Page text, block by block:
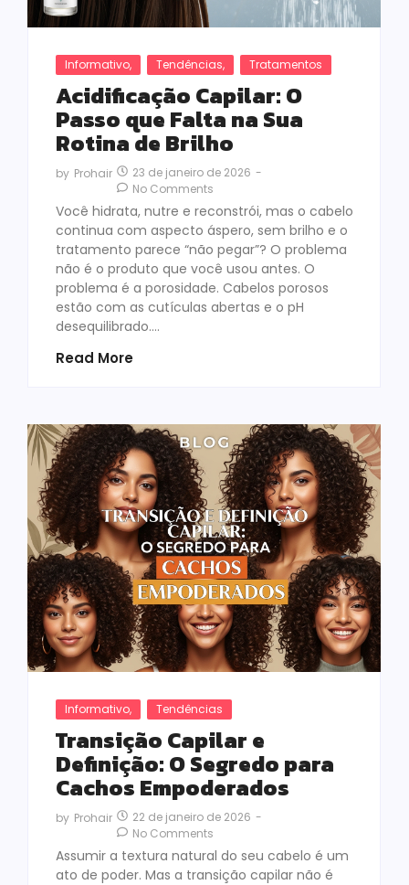
Informativo, Tendências, Tratamentos
Acidificação Capilar: O
Passo que Falta na Sua
Rotina de Brilho
by Prohair 23 de janeiro de 2026 -
No Comments
Você hidrata, nutre e reconstrói, mas o cabelo
continua com aspecto áspero, sem brilho e o
tratamento parece “não pegar”? O problema
não é o produto que você usou antes. O
problema é a porosidade. Cabelos porosos
estão com as cutículas abertas e o pH
desequilibrado.…
Read More
Informativo, Tendências
Transição Capilar e
Definição: O Segredo para
Cachos Empoderados
by Prohair 22 de janeiro de 2026 -
No Comments
Assumir a textura natural do seu cabelo é um
ato de poder. Mas a transição capilar não é